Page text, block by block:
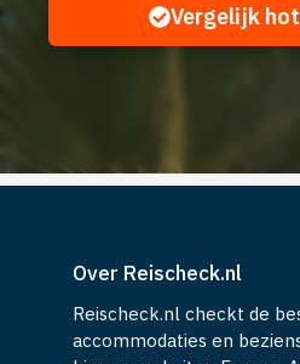
Vergelijk
Over Reischeck.nl
Reischeck.nl checkt de
accommodaties en